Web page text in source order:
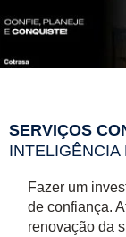
SERVIÇOS
INTELIGÊNCIA
Fazer um
de confiança.
renovação da